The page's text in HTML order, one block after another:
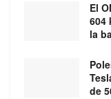
El
604
la
de